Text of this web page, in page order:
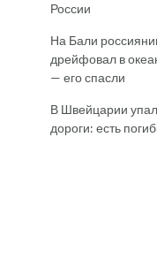
России
На Бали
дрейфовал в
— его спасли
В Швейцарии
дороги: есть